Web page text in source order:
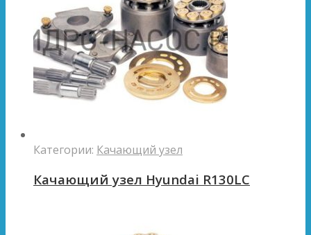
Категории: Качающий узел
Качающий узел Hyundai R130LC